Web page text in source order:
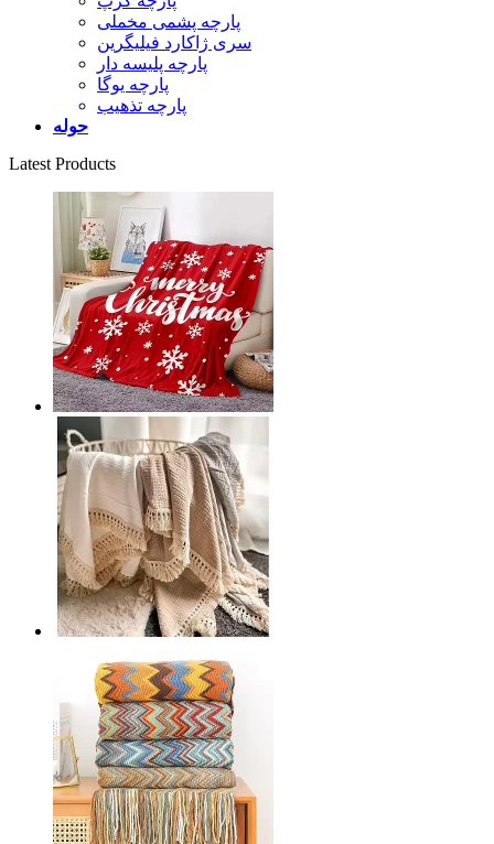
پارچه پشمی مخملی
سری ژاکارد فیلیگرین
پارچه پلیسه دار
پارچه یوگا
پارچه تذهیب
حوله
Latest Products